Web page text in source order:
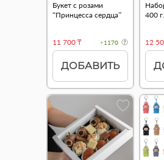
Букет с розами
“Принцесса сердца”
11 700 ₸ +1170
ДОБАВИТЬ
400 г.
12